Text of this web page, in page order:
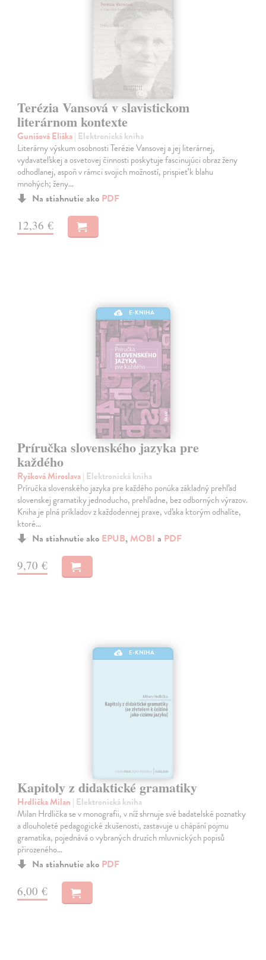
Terézia Vansová v slavistickom
literárnom kontexte
Gunišová Eliška| Elektronická kniha
Literárny výskum osobnosti Terézie Vansovej a jej literárnej,
vydavateľskej a osvetovej činnosti poskytuje fascinujúci obraz ženy
odhodlanej, aspoň v rámci svojich možností, prispieť k blahu
mnohých; ženy…
Na stiahnutie ako PDF
12,36 €
E-KNIHA
Príručka slovenského jazyka pre
každého
Ryšková Miroslava| Elektronická kniha
Príručka slovenského jazyka pre každého ponúka základný prehľad
slovenskej gramatiky jednoducho, prehľadne, bez odborných výrazov.
Kniha je plná príkladov z každodennej praxe, vďaka ktorým odhalíte,
ktoré…
Na stiahnutie ako EPUB, MOBI a PDF
9,70 €
E-KNIHA
Kapitoly z didaktické gramatiky
Hrdlička Milan | Elektronická kniha
Milan Hrdlička se v monografii, v níž shrnuje své badatelské poznatky
a dlouholeté pedagogické zkušenosti, zastavuje u chápání pojmu
gramatika, pojednává o vybraných druzích mluvnických popisů
přirozeného…
Na stiahnutie ako PDF
6,00 €